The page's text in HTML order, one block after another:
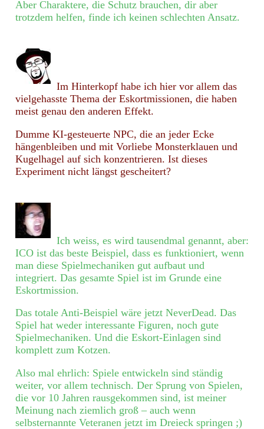
Aber Charaktere, die Schutz brauchen, dir aber
trotzdem helfen, finde ich keinen schlechten Ansatz.
Im Hinterkopf habe ich hier vor allem das
vielgehasste Thema der Eskortmissionen, die haben
meist genau den anderen Effekt.
Dumme KI-gesteuerte NPC, die an jeder Ecke
hängenbleiben und mit Vorliebe Monsterklauen und
Kugelhagel auf sich konzentrieren. Ist dieses
Experiment nicht längst gescheitert?
Ich weiss, es wird tausendmal genannt, aber:
ICO ist das beste Beispiel, dass es funktioniert, wenn
man diese Spielmechaniken gut aufbaut und
integriert. Das gesamte Spiel ist im Grunde eine
Eskortmission.
Das totale Anti-Beispiel wäre jetzt NeverDead. Das
Spiel hat weder interessante Figuren, noch gute
Spielmechaniken. Und die Eskort-Einlagen sind
komplett zum Kotzen.
Also mal ehrlich: Spiele entwickeln sind ständig
weiter, vor allem technisch. Der Sprung von Spielen,
die vor 10 Jahren rausgekommen sind, ist meiner
Meinung nach ziemlich groß – auch wenn
selbsternannte Veteranen jetzt im Dreieck springen ;)